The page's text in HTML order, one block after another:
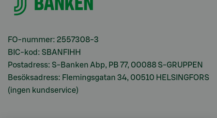
FO-nummer: 2557308-3
BIC-kod: SBANFIHH
Postadress: S-Banken Abp, PB 77, 00088 S-GRUPPEN
Besöksadress: Flemingsgatan 34, 00510 HELSINGFORS
(ingen kundservice)